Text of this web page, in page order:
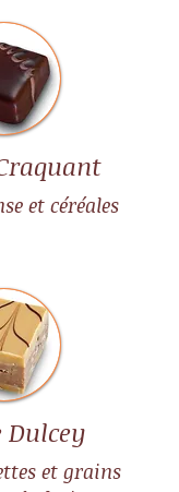
et céréales
Dulcey
et grains